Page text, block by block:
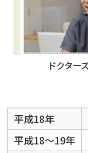
ドクター
平成18年
平成18～19年